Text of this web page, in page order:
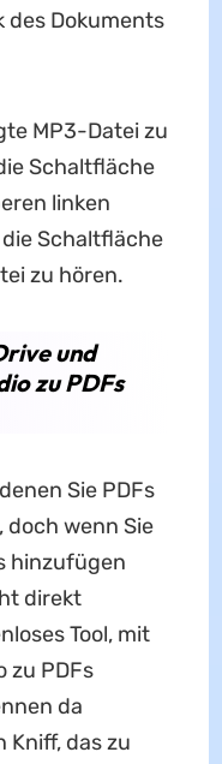
des Dokuments
MP3-Datei zu
Schaltfläche
linken
Schaltfläche
zu hören.
und
zu PDFs
Sie PDFs
wenn Sie
hinzufügen
direkt
Tool, mit
zu PDFs
da
Kniff, das zu